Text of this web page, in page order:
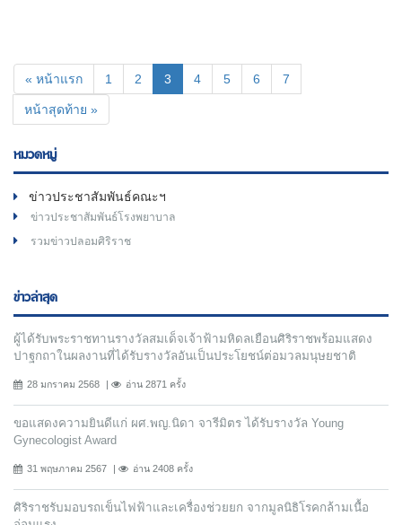
« หน้าแรก 1 2 3 (current)
4 5 6 7
หน้าสุดท้าย »
หมวดหมู่
ข่าวประชาสัมพันธ์คณะฯ
ข่าวประชาสัมพันธ์โรงพยาบาล
รวมข่าวปลอมศิริราช
ข่าวล่าสุด
ผู้ได้รับพระราชทานรางวัลสมเด็จเจ้าฟ้ามหิดลเยือนศิริราชพร้อมแสดง
ปาฐกถาในผลงานที่ได้รับรางวัลอันเป็นประโยชน์ต่อมวลมนุษยชาติ
28 มกราคม 2568 อ่าน 2871 ครั้ง
ขอแสดงความยินดีแก่ ผศ.พญ.นิดา จารีมิตร ได้รับรางวัล Young
Gynecologist Award
31 พฤษภาคม 2567 อ่าน 2408 ครั้ง
ศิริราชรับมอบรถเข็นไฟฟ้าและเครื่องช่วยยก จากมูลนิธิโรคกล้ามเนื้อ